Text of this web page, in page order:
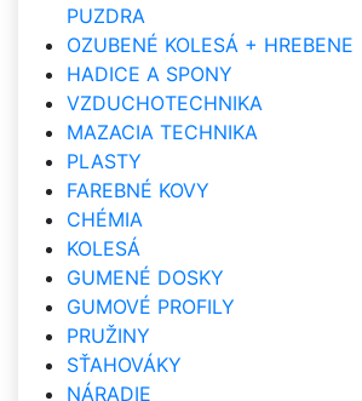
PUZDRA
OZUBENÉ KOLESÁ + HREBENE
HADICE A SPONY
VZDUCHOTECHNIKA
MAZACIA TECHNIKA
PLASTY
FAREBNÉ KOVY
CHÉMIA
KOLESÁ
GUMENÉ DOSKY
GUMOVÉ PROFILY
PRUŽINY
SŤAHOVÁKY
NÁRADIE